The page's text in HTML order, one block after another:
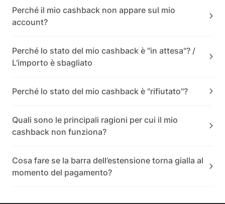
Perché il mio cashback non appare sul mio
account?
Perché lo stato del mio cashback è "in attesa"? /
L'importo è sbagliato
Perché lo stato del mio cashback è "rifiutato"?
Quali sono le principali ragioni per cui il mio
cashback non funziona?
Cosa fare se la barra dell’estensione torna gialla al
momento del pagamento?